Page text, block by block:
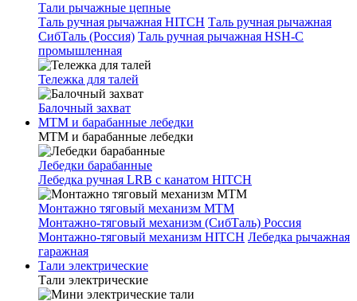
Тали рычажные цепные
Таль ручная рычажная HITCH Таль ручная рычажная
СибТаль (Россия) Таль ручная рычажная HSH-C
промышленная
Тележка для талей
Балочный захват
МТМ и барабанные лебедки
МТМ и барабанные лебедки
Лебедки барабанные
Лебедка ручная LRB с канатом HITCH
Монтажно тяговый механизм МТМ
Монтажно-тяговый механизм (СибТаль) Россия
Монтажно-тяговый механизм HITCH Лебедка рычажная
гаражная
Тали электрические
Тали электрические